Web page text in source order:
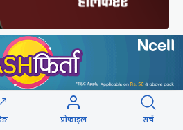
: भीआईपीका लागि उड्छ,
उड्दैन
प्रोफाइल सर्च